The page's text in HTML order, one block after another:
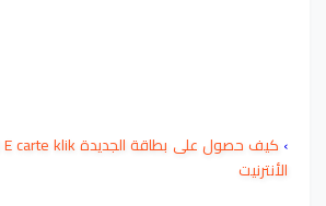
›
الأنترنيت